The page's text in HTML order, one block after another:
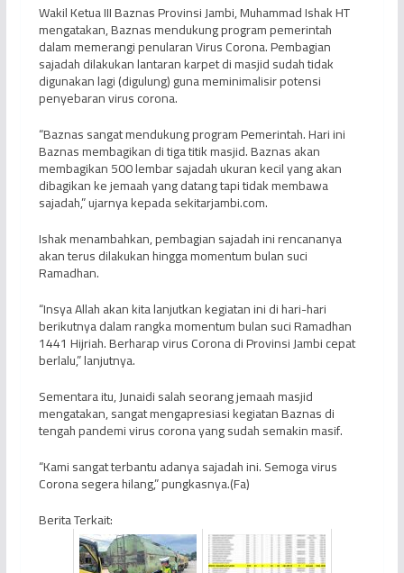
Wakil Ketua III Baznas Provinsi Jambi, Muhammad Ishak HT
mengatakan, Baznas mendukung program pemerintah
dalam memerangi penularan Virus Corona. Pembagian
sajadah dilakukan lantaran karpet di masjid sudah tidak
digunakan lagi (digulung) guna meminimalisir potensi
penyebaran virus corona.
“Baznas sangat mendukung program Pemerintah. Hari ini
Baznas membagikan di tiga titik masjid. Baznas akan
membagikan 500 lembar sajadah ukuran kecil yang akan
dibagikan ke jemaah yang datang tapi tidak membawa
sajadah,” ujarnya kepada sekitarjambi.com.
Ishak menambahkan, pembagian sajadah ini rencananya
akan terus dilakukan hingga momentum bulan suci
Ramadhan.
“Insya Allah akan kita lanjutkan kegiatan ini di hari-hari
berikutnya dalam rangka momentum bulan suci Ramadhan
1441 Hijriah. Berharap virus Corona di Provinsi Jambi cepat
berlalu,” lanjutnya.
Sementara itu, Junaidi salah seorang jemaah masjid
mengatakan, sangat mengapresiasi kegiatan Baznas di
tengah pandemi virus corona yang sudah semakin masif.
“Kami sangat terbantu adanya sajadah ini. Semoga virus
Corona segera hilang,” pungkasnya.(Fa)
Berita Terkait: